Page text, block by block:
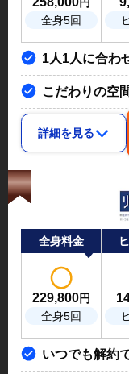
全身5回
1人1人に合わ
こだわりの空
詳細を見る
全身料金
229,800円
全身5回
いつでも解約